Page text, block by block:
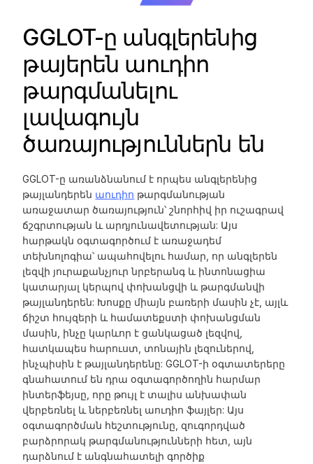
GGLOT-ը անգլերենից
թայերեն աուդիո
թարգմանելու
լավագույն
ծառայություններն են
GGLOT-ը առանձնանում է որպես անգլերենից
թայլանդերեն աուդիո թարգմանության
առաջատար ծառայություն՝ շնորհիվ իր ուշագրավ
ճշգրտության և արդյունավետության: Այս
հարթակն օգտագործում է առաջադեմ
տեխնոլոգիա՝ ապահովելու համար, որ անգլերեն
լեզվի յուրաքանչյուր նրբերանգ և ինտոնացիա
կատարյալ կերպով փոխանցվի և թարգմանվի
թայլանդերեն: Խոսքը միայն բառերի մասին չէ, այլև
ճիշտ հույզերի և համատեքստի փոխանցման
մասին, ինչը կարևոր է ցանկացած լեզվով,
հատկապես հարուստ, տոնային լեզուներով,
ինչպիսին է թայլանդերենը: GGLOT-ի օգտատերերը
գնահատում են դրա օգտագործողին հարմար
ինտերֆեյսը, որը թույլ է տալիս անխափան
վերբեռնել և ներբեռնել աուդիո ֆայլեր: Այս
օգտագործման հեշտությունը, զուգորդված
բարձրորակ թարգմանությունների հետ, այն
դարձնում է անգնահատելի գործիք